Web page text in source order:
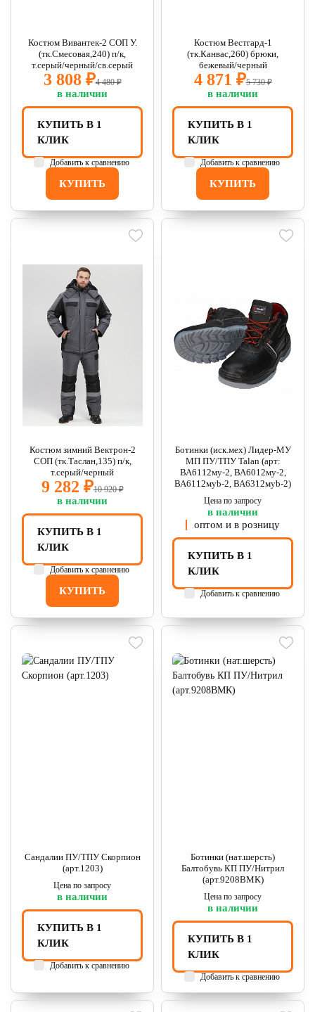
Костюм Вивантек-2 СОП У.
(тк.Смесовая,240) п/к,
т.серый/черный/св.серый
3 808 ₽4 480 ₽
в наличии
КУПИТЬ
КУПИТЬ В 1
КЛИК
Добавить к сравнению
Костюм Вестгард-1
(тк.Канвас,260) брюки,
бежевый/черный
4 871 ₽5 730 ₽
в наличии
КУПИТЬ
КУПИТЬ В 1
КЛИК
Добавить к сравнению
Костюм зимний Вектрон-2
СОП (тк.Таслан,135) п/к,
т.серый/черный
9 282 ₽10 920 ₽
в наличии
КУПИТЬ
КУПИТЬ В 1
КЛИК
Добавить к сравнению
Ботинки (иск.мех) Лидер-МУ
МП ПУ/ТПУ Talan (арт:
ВА6112му-2, ВА6012му-2,
ВА6112муb-2, ВА6312муb-2)
Цена по запросу
в наличии
оптом и в розницу
КУПИТЬ В 1
КЛИК
Добавить к сравнению
Сандалии ПУ/ТПУ Скорпион
(арт.1203)
Цена по запросу
в наличии
КУПИТЬ В 1
КЛИК
Добавить к сравнению
Ботинки (нат.шерсть)
Балтобувь КП ПУ/Нитрил
(арт.9208ВМК)
Цена по запросу
в наличии
КУПИТЬ В 1
КЛИК
Добавить к сравнению